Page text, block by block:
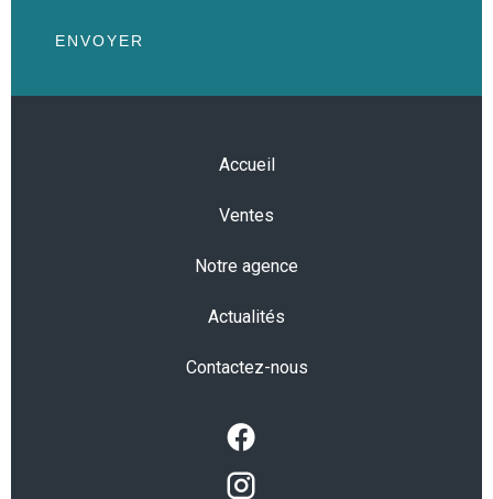
ENVOYER
Accueil
Ventes
Notre agence
Actualités
Contactez-nous